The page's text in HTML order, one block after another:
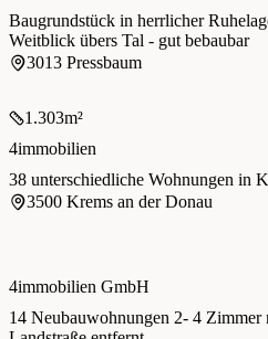
Baugrundstück in herrlicher
Weitblick übers Tal - gut bebaubar
3013 Pressbaum
1.303m²
4immobilien
38 unterschiedliche Wohnungen in
3500 Krems an der Donau
4immobilien GmbH
14 Neubauwohnungen 2- 4